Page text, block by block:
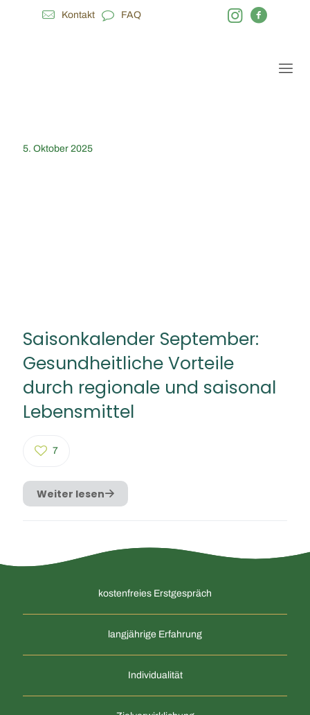
Kontakt FAQ
5. Oktober 2025
Saisonkalender September:
Gesundheitliche Vorteile
durch regionale und saisonal
Lebensmittel
7
Weiter lesen
kostenfreies Erstgespräch
langjährige Erfahrung
Individualität